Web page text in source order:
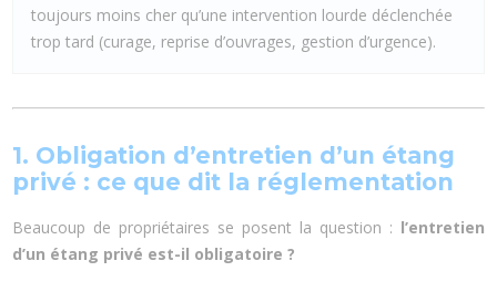
toujours moins cher qu’une intervention lourde déclenchée
trop tard (curage, reprise d’ouvrages, gestion d’urgence).
1. Obligation d’entretien d’un étang
privé : ce que dit la réglementation
Beaucoup de propriétaires se posent la question : l’entretien
d’un étang privé est-il obligatoire ?